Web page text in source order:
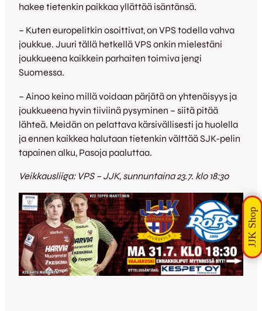
hakee tietenkin paikkaa yllättää isäntänsä.
– Kuten europelitkin osoittivat, on VPS todella vahva
joukkue. Juuri tällä hetkellä VPS onkin mielestäni
joukkueena kaikkein parhaiten toimiva jengi
Suomessa.
– Ainoo keino millä voidaan pärjätä on yhtenäisyys ja
joukkueena hyvin tiiviinä pysyminen – siitä pitää
lähteä. Meidän on pelattava kärsivällisesti ja huolella
ja ennen kaikkea halutaan tietenkin välttää SJK-pelin
tapainen alku, Pasoja paaluttaa.
Veikkausliiga: VPS – JJK, sunnuntaina 23.7. klo 18:30